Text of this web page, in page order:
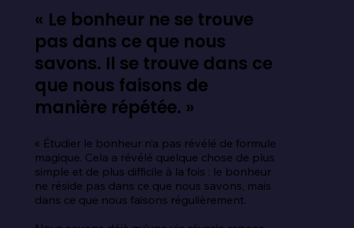
« Le bonheur ne se trouve
pas dans ce que nous
savons. Il se trouve dans ce
que nous faisons de
manière répétée. »
« Étudier le bonheur n’a pas révélé de formule
magique. Cela a révélé quelque chose de plus
simple et de plus difficile à la fois : le bonheur
ne réside pas dans ce que nous savons, mais
dans ce que nous faisons régulièrement.